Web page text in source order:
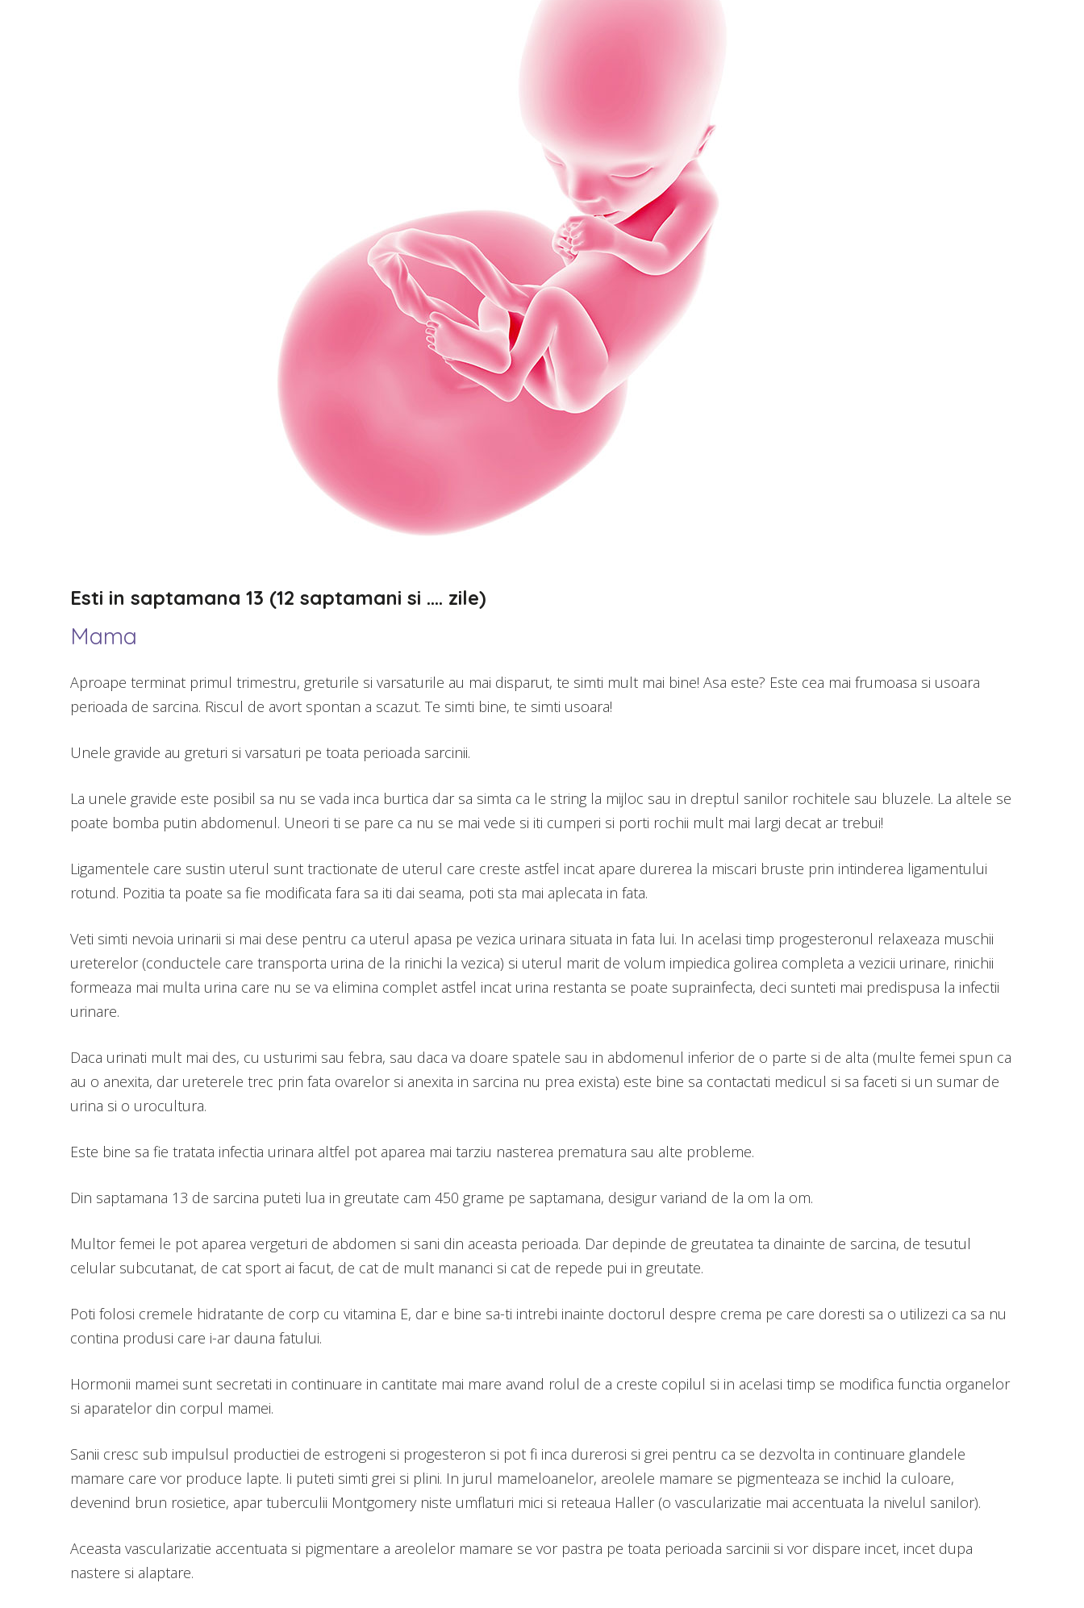
Esti in saptamana 13 (12 saptamani si …. zile)
Mama
Aproape terminat primul trimestru, greturile si varsaturile au mai disparut, te simti mult mai bine! Asa este? Este cea mai frumoasa si usoara
perioada de sarcina. Riscul de avort spontan a scazut. Te simti bine, te simti usoara!
Unele gravide au greturi si varsaturi pe toata perioada sarcinii.
La unele gravide este posibil sa nu se vada inca burtica dar sa simta ca le string la mijloc sau in dreptul sanilor rochitele sau bluzele. La altele se
poate bomba putin abdomenul. Uneori ti se pare ca nu se mai vede si iti cumperi si porti rochii mult mai largi decat ar trebui!
Ligamentele care sustin uterul sunt tractionate de uterul care creste astfel incat apare durerea la miscari bruste prin intinderea ligamentului
rotund. Pozitia ta poate sa fie modificata fara sa iti dai seama, poti sta mai aplecata in fata.
Veti simti nevoia urinarii si mai dese pentru ca uterul apasa pe vezica urinara situata in fata lui. In acelasi timp progesteronul relaxeaza muschii
ureterelor (conductele care transporta urina de la rinichi la vezica) si uterul marit de volum impiedica golirea completa a vezicii urinare, rinichii
formeaza mai multa urina care nu se va elimina complet astfel incat urina restanta se poate suprainfecta, deci sunteti mai predispusa la infectii
urinare.
Daca urinati mult mai des, cu usturimi sau febra, sau daca va doare spatele sau in abdomenul inferior de o parte si de alta (multe femei spun ca
au o anexita, dar ureterele trec prin fata ovarelor si anexita in sarcina nu prea exista) este bine sa contactati medicul si sa faceti si un sumar de
urina si o urocultura.
Este bine sa fie tratata infectia urinara altfel pot aparea mai tarziu nasterea prematura sau alte probleme.
Din saptamana 13 de sarcina puteti lua in greutate cam 450 grame pe saptamana, desigur variand de la om la om.
Multor femei le pot aparea vergeturi de abdomen si sani din aceasta perioada. Dar depinde de greutatea ta dinainte de sarcina, de tesutul
celular subcutanat, de cat sport ai facut, de cat de mult mananci si cat de repede pui in greutate.
Poti folosi cremele hidratante de corp cu vitamina E, dar e bine sa-ti intrebi inainte doctorul despre crema pe care doresti sa o utilizezi ca sa nu
contina produsi care i-ar dauna fatului.
Hormonii mamei sunt secretati in continuare in cantitate mai mare avand rolul de a creste copilul si in acelasi timp se modifica functia organelor
si aparatelor din corpul mamei.
Sanii cresc sub impulsul productiei de estrogeni si progesteron si pot fi inca durerosi si grei pentru ca se dezvolta in continuare glandele
mamare care vor produce lapte. Ii puteti simti grei si plini. In jurul mameloanelor, areolele mamare se pigmenteaza se inchid la culoare,
devenind brun rosietice, apar tuberculii Montgomery niste umflaturi mici si reteaua Haller (o vascularizatie mai accentuata la nivelul sanilor).
Aceasta vascularizatie accentuata si pigmentare a areolelor mamare se vor pastra pe toata perioada sarcinii si vor dispare incet, incet dupa
nastere si alaptare.